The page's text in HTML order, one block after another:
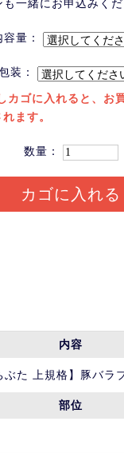
一緒にお申込みくだ
容量：
装：
カゴに入れると、お
ます。
数量：
カゴに入れる
内容
ぶた 上規格】豚バラ
部位